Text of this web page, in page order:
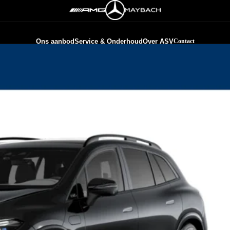
Ons aanbodService & OnderhoudOver ASVContact